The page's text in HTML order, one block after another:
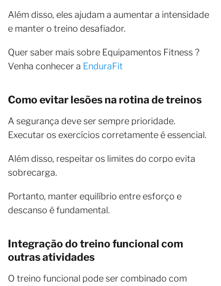
Além disso, eles ajudam a aumentar a intensidade
e manter o treino desafiador.
Quer saber mais sobre Equipamentos Fitness ?
Venha conhecer a EnduraFit
Como evitar lesões na rotina de treinos
A segurança deve ser sempre prioridade.
Executar os exercícios corretamente é essencial.
Além disso, respeitar os limites do corpo evita
sobrecarga.
Portanto, manter equilíbrio entre esforço e
descanso é fundamental.
Integração do treino funcional com
outras atividades
O treino funcional pode ser combinado com